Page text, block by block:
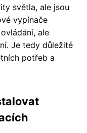
světla, ale jsou
vypínače
ale
Je tedy důležité
potřeb a